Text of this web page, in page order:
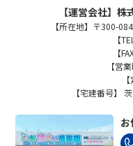
【運営会社】
【所在地】〒300-
【
【
【営
【宅建番号】